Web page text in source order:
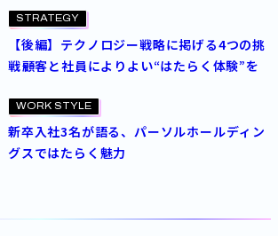
STRATEGY
【後編】テクノロジー戦略に掲げる4つの挑
戦――顧客と社員によりよい“はたらく体験”を
WORK STYLE
新卒入社3名が語る、パーソルホールディン
グスではたらく魅力